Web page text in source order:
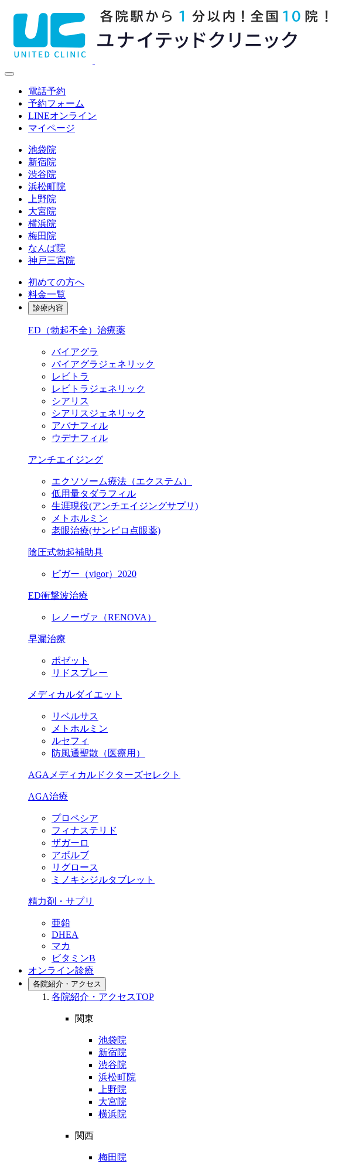
電話予約
予約フォーム
LINEオンライン
マイページ
池袋院
新宿院
渋谷院
浜松町院
上野院
大宮院
横浜院
梅田院
なんば院
神戸三宮院
初めての方へ
料金一覧
診療内容
ED（勃起不全）治療薬
バイアグラ
バイアグラジェネリック
レビトラ
レビトラジェネリック
シアリス
シアリスジェネリック
アバナフィル
ウデナフィル
アンチエイジング
エクソソーム療法（エクステム）
低用量タダラフィル
生涯現役(アンチエイジングサプリ)
メトホルミン
老眼治療(サンピロ点眼薬)
陰圧式勃起補助具
ビガー（vigor）2020
ED衝撃波治療
レノーヴァ（RENOVA）
早漏治療
ポゼット
リドスプレー
メディカルダイエット
リベルサス
メトホルミン
ルセフィ
防風通聖散（医療用）
AGAメディカルドクターズセレクト
AGA治療
プロペシア
フィナステリド
ザガーロ
アボルブ
リグロース
ミノキシジルタブレット
精力剤・サプリ
亜鉛
DHEA
マカ
ビタミンB
オンライン診療
各院紹介・アクセス
各院紹介・アクセスTOP
関東
池袋院
新宿院
渋谷院
浜松町院
上野院
大宮院
横浜院
関西
梅田院